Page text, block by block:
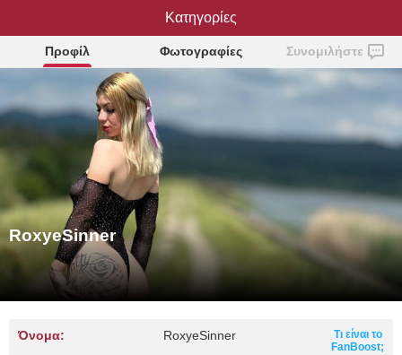
RoxyeSinner
Προφίλ Φωτογραφίες Συνομιλήστε
RoxyeSinner
Όνομα: RoxyeSinner
Τι είναι το
FanBoost;
Κατηγορίες